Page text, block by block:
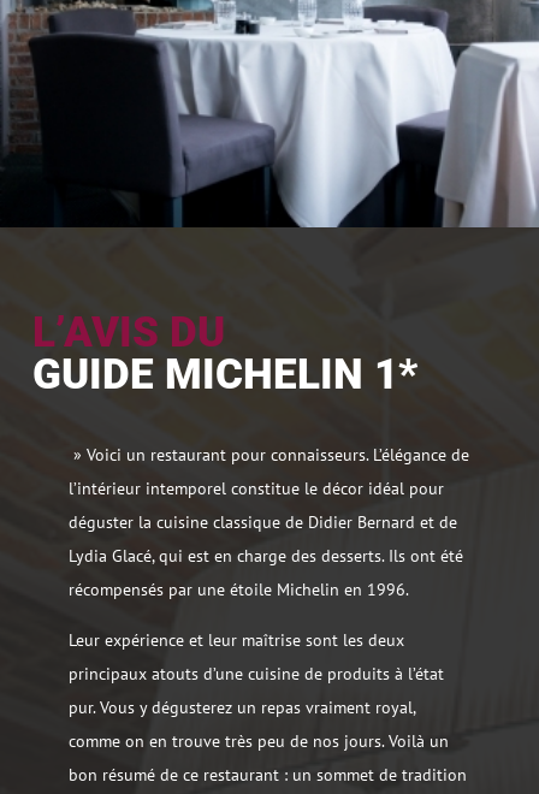
L’AVIS DU
GUIDE MICHELIN 1*
» Voici un restaurant pour connaisseurs. L’élégance de
l’intérieur intemporel constitue le décor idéal pour
déguster la cuisine classique de Didier Bernard et de
Lydia Glacé, qui est en charge des desserts. Ils ont été
récompensés par une étoile Michelin en 1996.
Leur expérience et leur maîtrise sont les deux
principaux atouts d’une cuisine de produits à l’état
pur. Vous y dégusterez un repas vraiment royal,
comme on en trouve très peu de nos jours. Voilà un
bon résumé de ce restaurant : un sommet de tradition